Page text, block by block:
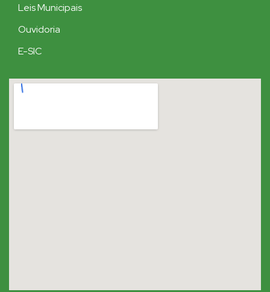
Leis Municipais
Ouvidoria
E-SIC